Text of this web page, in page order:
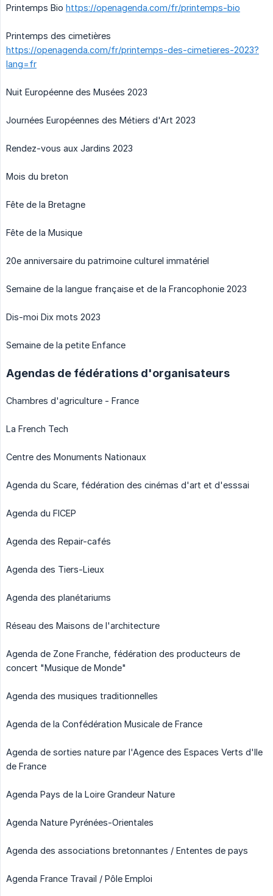
Printemps Bio https://openagenda.com/fr/printemps-bio
Printemps des cimetières
https://openagenda.com/fr/printemps-des-cimetieres-2023?
lang=fr
Nuit Européenne des Musées 2023
Journées Européennes des Métiers d'Art 2023
Rendez-vous aux Jardins 2023
Mois du breton
Fête de la Bretagne
Fête de la Musique
20e anniversaire du patrimoine culturel immatériel​
Semaine de la langue française et de la Francophonie 2023
Dis-moi Dix mots 2023
Semaine de la petite Enfance
Agendas de fédérations d'organisateurs
Chambres d'agriculture - France
La French Tech
Centre des Monuments Nationaux
Agenda du Scare, fédération des cinémas d'art et d'esssai
Agenda du FICEP
Agenda des Repair-cafés
Agenda des Tiers-Lieux
Agenda des planétariums
Réseau des Maisons de l'architecture
Agenda de Zone Franche, fédération des producteurs de
concert "Musique de Monde"
Agenda des musiques traditionnelles
Agenda de la Confédération Musicale de France
Agenda de sorties nature par l'Agence des Espaces Verts d'Ile
de France
Agenda Pays de la Loire Grandeur Nature
Agenda Nature Pyrénées-Orientales
Agenda des associations bretonnantes / Ententes de pays
Agenda France Travail / Pôle Emploi